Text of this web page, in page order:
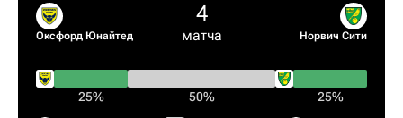
Оксфорд Юнайтед
4
матча Норвич Сити
25% 50% 25%